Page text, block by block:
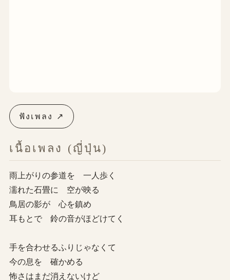
ฟังเพลง ↗
เนื้อเพลง (ญี่ปุ่น)
雨上がりの参道を 一人歩く
濡れた石畳に 空が映る
鳥居の影が 心を鎮め
耳もとで 鈴の音がほどけてく
手を合わせるふりじゃなくて
今の息を 確かめる
怖さはまだ消えないけど